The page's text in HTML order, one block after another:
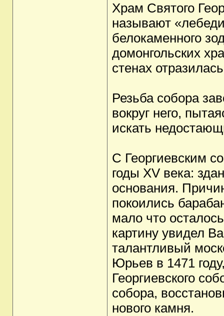
Храм Святого
называют
белокаменного
домонгольских
стенах
Резьба собора
вокруг него,
искать
С Георгиевским
годы XV века:
основания.
покоились
мало что
картину увидел
талантливый
Юрьев в 1471
Георгиевского
собора,
нового камня.